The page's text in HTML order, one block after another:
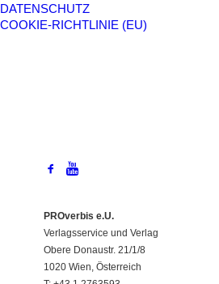
DATENSCHUTZ
COOKIE-RICHTLINIE (EU)
PROverbis e.U.
Verlagsservice und Verlag
Obere Donaustr. 21/1/8
1020 Wien, Österreich